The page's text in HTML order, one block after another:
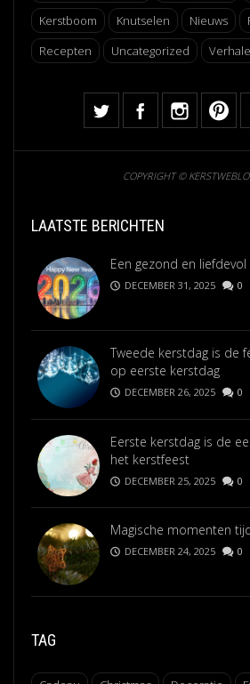
Kerstboom
Knutselen Nieuws
Recepten
Uncategorized
COPYRIGHT ©
LAATSTE BERICHTEN
Een gezond en liefdevol
DECEMBER 31, 2025 0
Tweede kerstdag is de
op eerste kerstdag
DECEMBER 26, 2025 0
Eerste kerstdag is de
het kerstfeest
DECEMBER 25, 2025 0
Magische momenten
DECEMBER 24, 2025 0
TAG